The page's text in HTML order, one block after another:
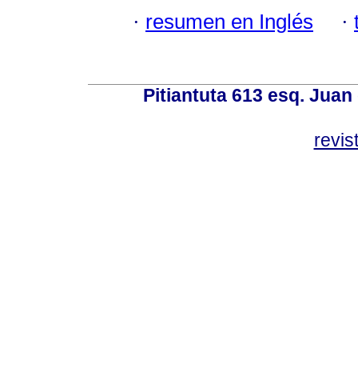
· resumen en Inglés ·
Pitiantuta 613 esq.